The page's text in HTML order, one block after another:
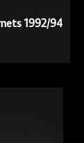
1992/94